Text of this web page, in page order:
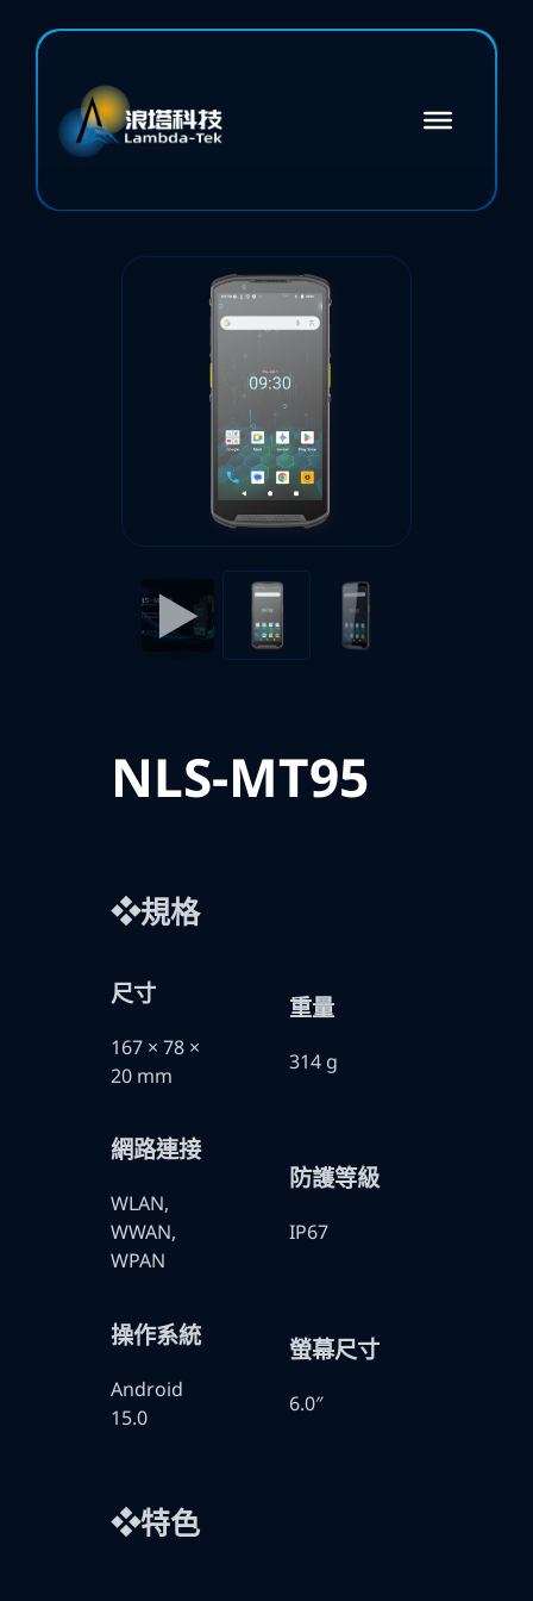
▶
NLS-MT95
❖規格
尺寸
167 × 78 ×
20 mm
重量
314 g
網路連接
WLAN,
WWAN,
WPAN
防護等級
IP67
操作系統
Android
15.0
螢幕尺寸
6.0″
❖特色